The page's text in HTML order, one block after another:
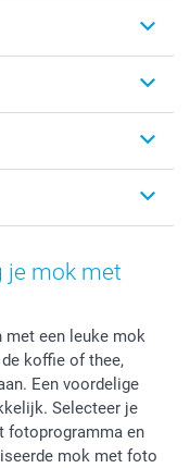
je mok met
met een leuke mok
koffie of thee,
Een voordelige
Selecteer je
fotoprogramma en
mok met foto